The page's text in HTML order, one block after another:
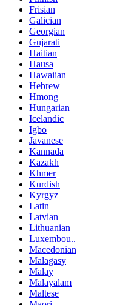
Frisian
Galician
Georgian
Gujarati
Haitian
Hausa
Hawaiian
Hebrew
Hmong
Hungarian
Icelandic
Igbo
Javanese
Kannada
Kazakh
Khmer
Kurdish
Kyrgyz
Latin
Latvian
Lithuanian
Luxembou..
Macedonian
Malagasy
Malay
Malayalam
Maltese